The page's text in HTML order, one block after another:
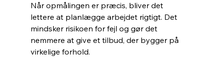
Når opmålingen er præcis, bliver det
lettere at planlægge arbejdet rigtigt. Det
mindsker risikoen for fejl og gør det
nemmere at give et tilbud, der bygger på
virkelige forhold.